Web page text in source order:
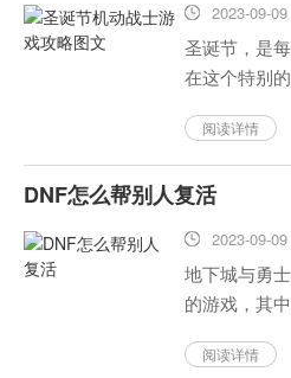
2023-09-09
圣诞节，是
在这个特别
游戏的同时
篇攻略图文
议。...
阅读详情
DNF怎么帮别人复活
2023-09-09
地下城与勇
的游戏，其
情况，你可
阅读详情